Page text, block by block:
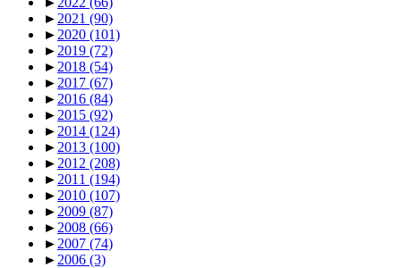
► 2021 (90)
► 2020 (101)
► 2019 (72)
► 2018 (54)
► 2017 (67)
► 2016 (84)
► 2015 (92)
► 2014 (124)
► 2013 (100)
► 2012 (208)
► 2011 (194)
► 2010 (107)
► 2009 (87)
► 2008 (66)
► 2007 (74)
► 2006 (3)